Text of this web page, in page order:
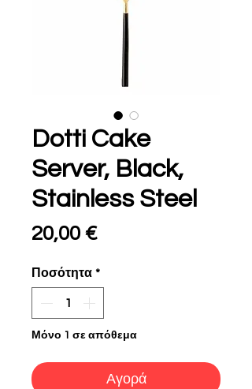
Dotti Cake
Server, Black,
Stainless Steel
20,00 €Τιμή
Ποσότητα *
Μόνο 1 σε απόθεμα
Αγορά